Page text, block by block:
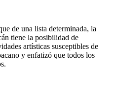
de una lista determinada, la
tiene la posibilidad de
artísticas susceptibles de
y enfatizó que todos los